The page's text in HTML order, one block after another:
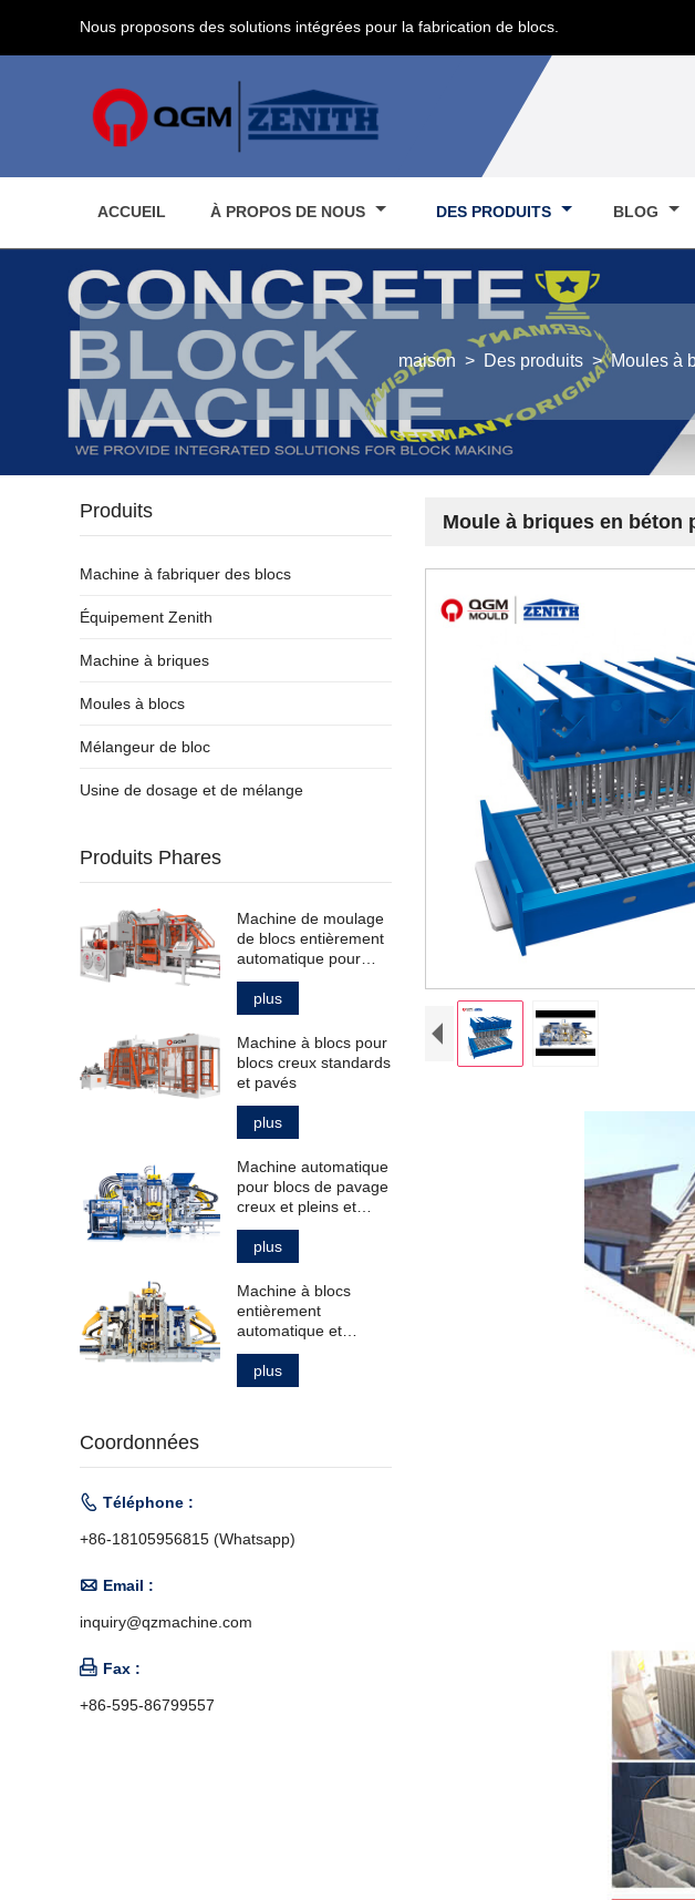
Nous proposons des solutions intégrées pour la fabrication de blocs.
ACCUEIL À PROPOS DE NOUS DES PRODUITS BLOG
maison > Des produits > Moules à
Moule à briques en béton
Produits
Machine à fabriquer des blocs
Équipement Zenith
Machine à briques
Moules à blocs
Mélangeur de bloc
Usine de dosage et de mélange
Produits Phares
Machine de moulage
de blocs entièrement
automatique pour
pavés creux standard
plus
Machine à blocs pour
blocs creux standards
et pavés
plus
Machine automatique
pour blocs de pavage
creux et pleins et
bordures de trottoir
plus
Machine à blocs
entièrement
automatique et
intelligente pour la
fabrication de
produits en béton
plus
Coordonnées
 Téléphone :
+86-18105956815 (Whatsapp)
 Email :
inquiry@qzmachine.com
 Fax :
+86-595-86799557